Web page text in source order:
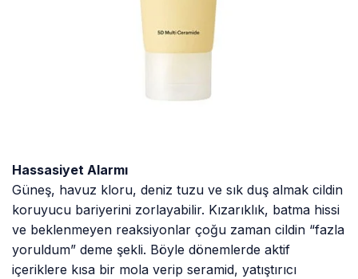
Hassasiyet Alarmı
Güneş, havuz kloru, deniz tuzu ve sık duş almak cildin
koruyucu bariyerini zorlayabilir. Kızarıklık, batma hissi
ve beklenmeyen reaksiyonlar çoğu zaman cildin “fazla
yoruldum” deme şekli. Böyle dönemlerde aktif
içeriklere kısa bir mola verip seramid, yatıştırıcı